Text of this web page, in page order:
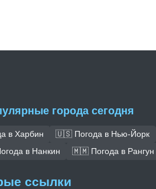
города сегодня
в Харбин 🇺🇸 Погода в Нью-Йорк
в Нанкин 🇲🇲 Погода в Рангун
ссылки